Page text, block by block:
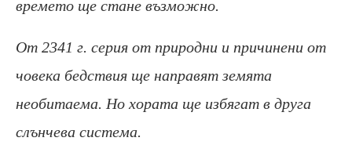
времето ще стане възможно.
От 2341 г. серия от природни и причинени от
човека бедствия ще направят земята
необитаема. Но хората ще избягат в друга
слънчева система.